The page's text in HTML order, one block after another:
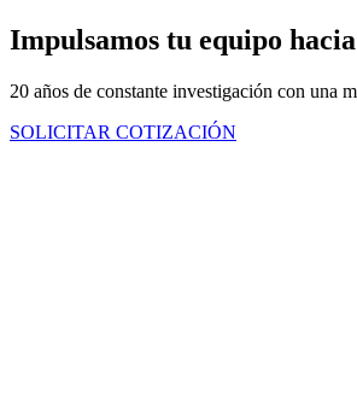
Ir
al
Impulsamos tu equipo
20 años de constante investigación con una
SOLICITAR COTIZACIÓN